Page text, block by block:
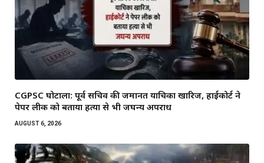
CGPSC घोटाला: पूर्व सचिव की जमानत याचिका खारिज, हाईकोर्ट ने
पेपर लीक को बताया हत्या से भी जघन्य अपराध
AUGUST 6, 2026